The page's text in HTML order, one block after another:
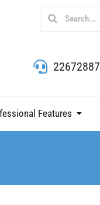
22672887
Features